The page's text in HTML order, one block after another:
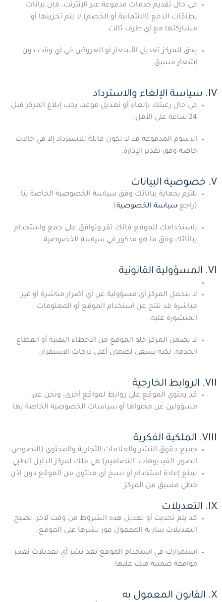
في حال تقديم خدمات مدفوعة عبر الإنترنت، فإن بيانات
بطاقات الدفع (الائتمانية أو الخصم) لا يتم تخزينها أو
مشاركتها مع أي طرف ثالث.
يحق للمركز تعديل الأسعار أو العروض في أي وقت دون
إشعار مسبق.
IV. سياسة الإلغاء والاسترداد
في حال رغبتك بإلغاء أو تعديل موعد، يجب إبلاغ المركز قبل
24 ساعة على الأقل.
الرسوم المدفوعة قد لا تكون قابلة للاسترداد إلا في حالات
خاصة وفق تقدير الإدارة.
V. خصوصية البيانات
نلتزم بحماية بياناتك وفق سياسة الخصوصية الخاصة بنا
(راجع سياسة الخصوصية).
باستخدامك للموقع فإنك تقر وتوافق على جمع واستخدام
بياناتك وفق ما هو مذكور في سياسة الخصوصية.
VI. المسؤولية القانونية
لا يتحمل المركز أي مسؤولية عن أي أضرار مباشرة أو غير
مباشرة قد تنتج عن استخدام الموقع أو المعلومات
المنشورة عليه.
لا يضمن المركز خلو الموقع من الأخطاء التقنية أو انقطاع
الخدمة، لكنه يسعى لضمان أعلى درجات الاستقرار.
VII. الروابط الخارجية
قد يحتوي الموقع على روابط لمواقع أخرى، ونحن غير
مسؤولين عن محتواها أو سياسات الخصوصية الخاصة بها.
VIII. الملكية الفكرية
جميع حقوق النشر والعلامات التجارية والمحتوى (النصوص،
الصور، الفيديوهات، التصاميم) هي ملك لمركز الدليل الطبي.
يمنع إعادة استخدام أو نسخ أي محتوى من الموقع دون إذن
خطي مسبق من المركز
IX. التعديلات
قد يتم تحديث أو تعديل هذه الشروط من وقت لآخر. تصبح
التعديلات سارية المفعول فور نشرها على الموقع.
استمرارك في استخدام الموقع بعد نشر أي تعديلات يُعتبر
موافقة ضمنية منك عليها.
X. القانون المعمول به